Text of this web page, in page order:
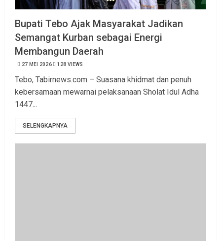
Bupati Tebo Ajak Masyarakat Jadikan
Semangat Kurban sebagai Energi
Membangun Daerah
27 MEI 2026 128 VIEWS
Tebo, Tabirnews.com – Suasana khidmat dan penuh
kebersamaan mewarnai pelaksanaan Sholat Idul Adha
1447...
SELENGKAPNYA